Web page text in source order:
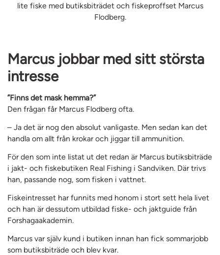
lite fiske med butiksbiträdet och fiskeproffset Marcus
Flodberg.
Marcus jobbar med sitt största
intresse
”Finns det mask hemma?”
Den frågan får Marcus Flodberg ofta.
– Ja det är nog den absolut vanligaste. Men sedan kan det
handla om allt från krokar och jiggar till ammunition.
För den som inte listat ut det redan är Marcus butiksbiträde
i jakt- och fiskebutiken Real Fishing i Sandviken. Där trivs
han, passande nog, som fisken i vattnet.
Fiskeintresset har funnits med honom i stort sett hela livet
och han är dessutom utbildad fiske- och jaktguide från
Forshagaakademin.
Marcus var själv kund i butiken innan han fick sommarjobb
som butiksbiträde och blev kvar.